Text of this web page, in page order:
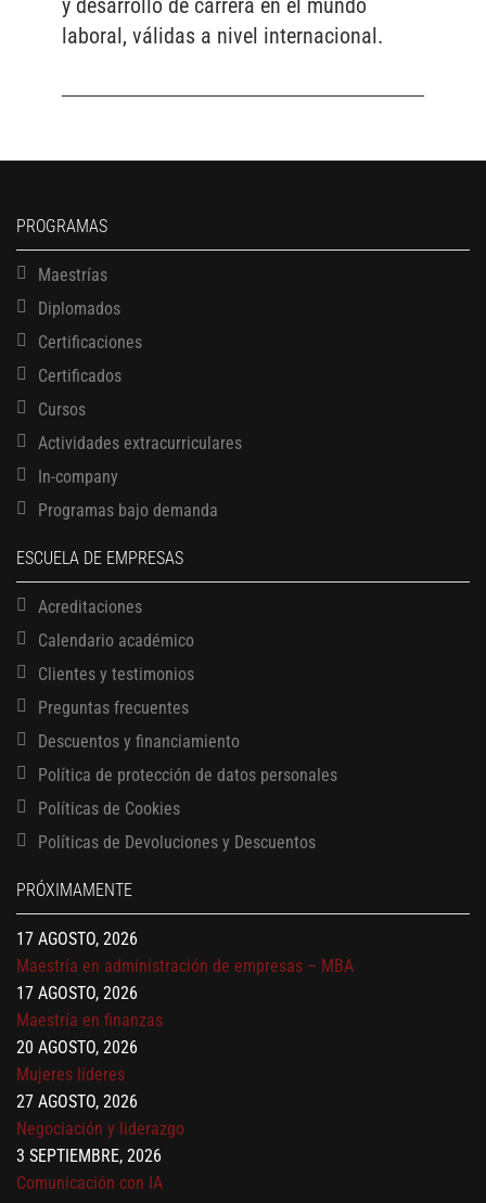
y desarrollo de carrera en el mundo
laboral, válidas a nivel internacional.
PROGRAMAS
Maestrías
Diplomados
Certificaciones
Certificados
Cursos
Actividades extracurriculares
In-company
Programas bajo demanda
ESCUELA DE EMPRESAS
Acreditaciones
Calendario académico
Clientes y testimonios
Preguntas frecuentes
Descuentos y financiamiento
Política de protección de datos personales
Políticas de Cookies
Políticas de Devoluciones y Descuentos
PRÓXIMAMENTE
13 AGOSTO, 2026
Finanzas para no financieros
Gerencia de empresas familiares
Maestría en administración de empresas – MBA
17 AGOSTO, 2026
Maestría en finanzas
20 AGOSTO, 2026
Mujeres líderes
27 AGOSTO, 2026
Negociación y liderazgo
3 SEPTIEMBRE, 2026
Comunicación con IA
7 SEPTIEMBRE, 2026